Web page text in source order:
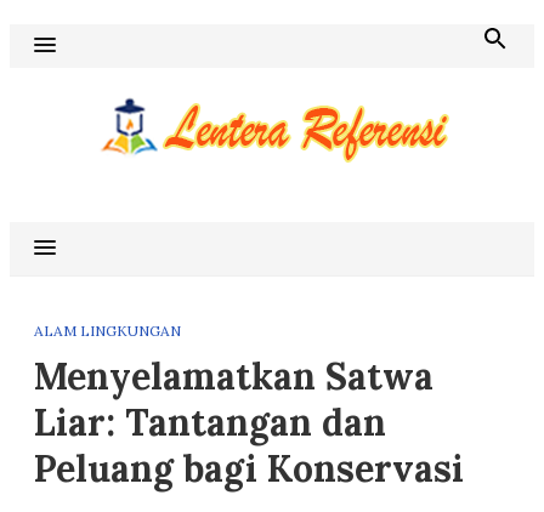
Skip
ALAM LINGKUNGAN
Menyelamatkan Satwa
Liar: Tantangan dan
Peluang bagi Konservasi